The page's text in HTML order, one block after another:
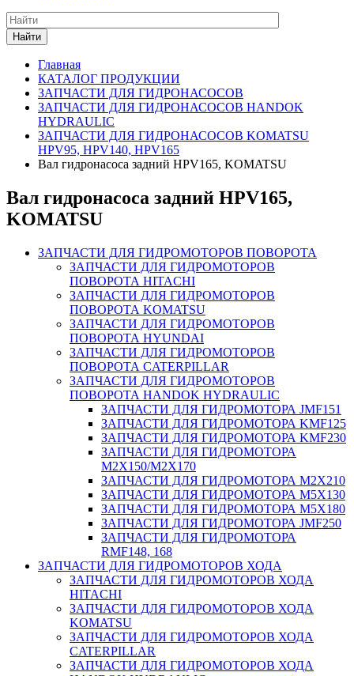
Найти
Главная
КАТАЛОГ ПРОДУКЦИИ
ЗАПЧАСТИ ДЛЯ ГИДРОНАСОСОВ
ЗАПЧАСТИ ДЛЯ ГИДРОНАСОСОВ HANDOK
HYDRAULIC
ЗАПЧАСТИ ДЛЯ ГИДРОНАСОСОВ KOMATSU
HPV95, HPV140, HPV165
Вал гидронасоса задний HPV165, KOMATSU
Вал гидронасоса задний HPV165,
KOMATSU
ЗАПЧАСТИ ДЛЯ ГИДРОМОТОРОВ ПОВОРОТА
ЗАПЧАСТИ ДЛЯ ГИДРОМОТОРОВ
ПОВОРОТА HITACHI
ЗАПЧАСТИ ДЛЯ ГИДРОМОТОРОВ
ПОВОРОТА KOMATSU
ЗАПЧАСТИ ДЛЯ ГИДРОМОТОРОВ
ПОВОРОТА HYUNDAI
ЗАПЧАСТИ ДЛЯ ГИДРОМОТОРОВ
ПОВОРОТА CATERPILLAR
ЗАПЧАСТИ ДЛЯ ГИДРОМОТОРОВ
ПОВОРОТА HANDOK HYDRAULIC
ЗАПЧАСТИ ДЛЯ ГИДРОМОТОРА JMF151
ЗАПЧАСТИ ДЛЯ ГИДРОМОТОРА KMF125
ЗАПЧАСТИ ДЛЯ ГИДРОМОТОРА KMF230
ЗАПЧАСТИ ДЛЯ ГИДРОМОТОРА
M2X150/M2X170
ЗАПЧАСТИ ДЛЯ ГИДРОМОТОРА M2X210
ЗАПЧАСТИ ДЛЯ ГИДРОМОТОРА M5X130
ЗАПЧАСТИ ДЛЯ ГИДРОМОТОРА M5X180
ЗАПЧАСТИ ДЛЯ ГИДРОМОТОРА JMF250
ЗАПЧАСТИ ДЛЯ ГИДРОМОТОРА
RMF148, 168
ЗАПЧАСТИ ДЛЯ ГИДРОМОТОРОВ ХОДА
ЗАПЧАСТИ ДЛЯ ГИДРОМОТОРОВ ХОДА
HITACHI
ЗАПЧАСТИ ДЛЯ ГИДРОМОТОРОВ ХОДА
KOMATSU
ЗАПЧАСТИ ДЛЯ ГИДРОМОТОРОВ ХОДА
CATERPILLAR
ЗАПЧАСТИ ДЛЯ ГИДРОМОТОРОВ ХОДА